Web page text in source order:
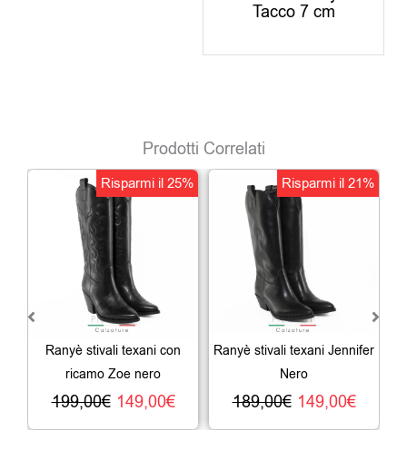
Tacco 7 cm
Prodotti Correlati
Risparmi il 25%
Ranyè stivali texani con
ricamo Zoe nero
199,00€
Il
prezzo
originale
era:
199,00€.
149,00€
Il
Risparmi il 21%
Ranyè stivali texani Jennifer
Nero
189,00€
Il
prezzo
originale
era:
189,00€.
149,00€
Il